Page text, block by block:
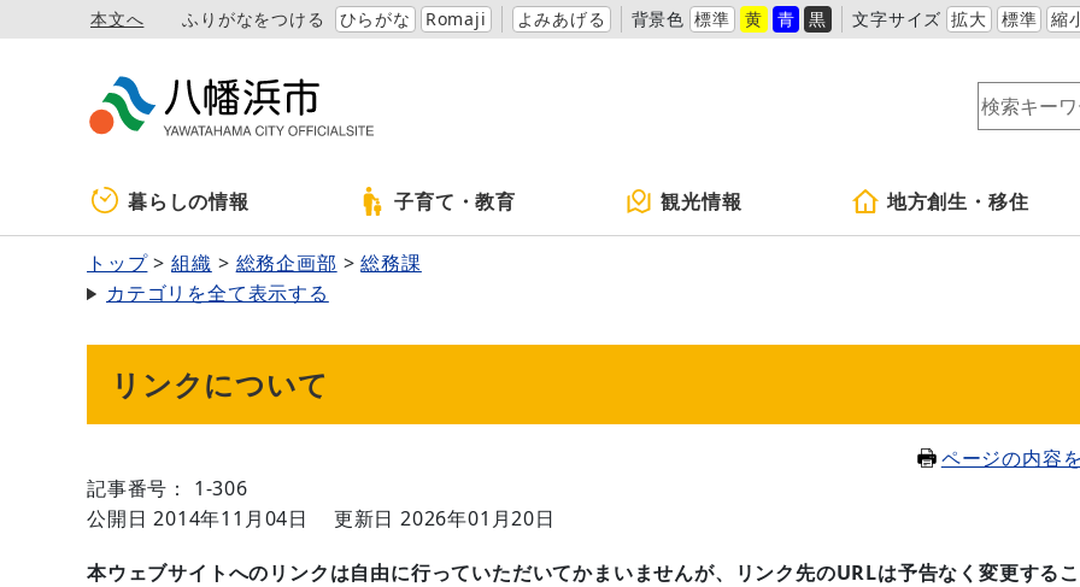
本文へ ふりがなをつける ひらがな Romaji よみあげる 背景色 標準 黄 青 黒 文字サイズ 拡大 標準 縮
暮らしの情報 子育て・教育 観光情報 地方創生・移住
トップ 組織 総務企画部
総務課
カテゴリを全て表示する
リンクについて
ページの内容
記事番号： 1-306
公開日 2014年11月04日
更新日 2026年01月20日
本ウェブサイトへのリンクは自由に行っていただいてかまいませんが、リンク先のURLは予告なく変更する